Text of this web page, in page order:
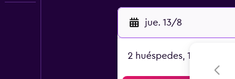
jue. 13/8
2 huéspedes, 1 habitación